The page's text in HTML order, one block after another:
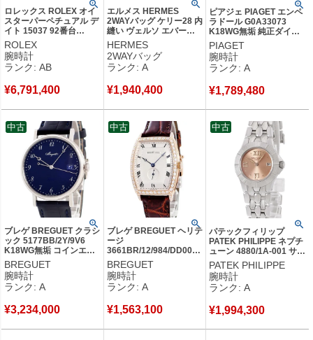
ロレックス ROLEX オイ
スターパーペチュアル デ
イト 15037 92番台
K14YG無垢 ティファニ
ー Wネーム メンズ 腕時
計自動巻き ゴールド
【中古】中古品
ROLEX
腕時計
ランク: AB
¥6,791,400
エルメス HERMES
2WAYバッグ ケリー28 内
縫い ヴェルソ エバーカ
ラー ルージュグレナ×ル
ージュクー シルバー金具
ハンドバッグ ショルダー
Y 【箱】 【中古】中古美
HERMES
2WAYバッグ
ランク: A
¥1,940,400
ピアジェ PIAGET エンペ
ラドール G0A33073
K18WG無垢 純正ダイヤ
シェル シルバー パワーリ
ザーブ メンズ 腕時計自動
巻き シルバー 【中古】中
古美品
PIAGET
腕時計
ランク: A
¥1,789,480
ブレゲ BREGUET クラシ
ック 5177BB/2Y/9V6
K18WG無垢 コインエッ
ジ ネイビー ブルー グラ
ン・フー・エナメル メン
ズ 腕時計自動巻き ブル
ー 【中古】中古美品
BREGUET
腕時計
ランク: A
¥3,234,000
中古
ブレゲ BREGUET ヘリテ
ージ
3661BR/12/984/DD00
K18RG無垢 純正ダイヤ
スモールセコンド ギョー
シェ 青針 メンズ 腕時計
自動巻き シルバー 【中
BREGUET
腕時計
ランク: A
¥1,563,100
中古
パテックフィリップ
PATEK PHILIPPE ネプチ
ューン 4880/1A-001 サー
モン ピンク デイト ロー
マン ドット レディース
腕時計クオーツ ピンク
【中古】中古美品
PATEK PHILIPPE
腕時計
ランク: A
¥1,994,300
中古